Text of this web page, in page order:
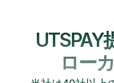
UTSPAY
ロー